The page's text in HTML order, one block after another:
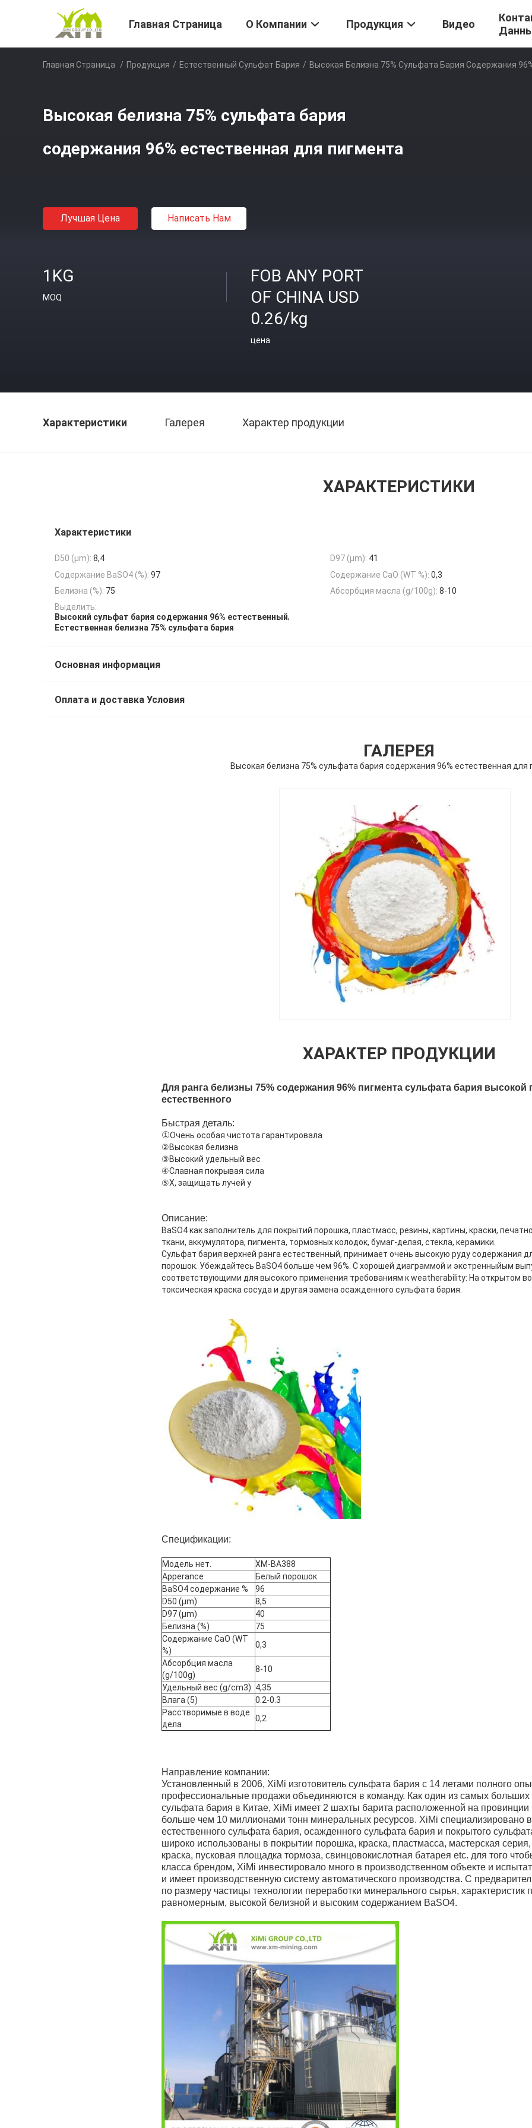
Главная Страница О Компании Продукция Видео
Главная Страница / Продукция / Естественный Сульфат Бария / Высокая Белизна 75% Сульфата Бария Содержания
Высокая белизна 75% сульфата бария
содержания 96% естественная для пигмента
Лучшая Цена Написать Нам
1KG
MOQ
FOB ANY PORT
OF CHINA USD
0.26/kg
цена
Характеристики Галерея Характер продукции
ХАРАКТЕРИСТИКИ
Характеристики
D50 (μm): 8,4 D97 (μm): 41
Содержание BaSO4 (%): 97 Содержание CaO (WT %): 0,3
Белизна (%): 75 Абсорбция масла (g/100g): 8-10
Выделить:
Высокий сульфат бария содержания 96% естественный,
Естественная белизна 75% сульфата бария
Основная информация
Оплата и доставка Условия
ГАЛЕРЕЯ
Высокая белизна 75% сульфата бария содержания 96% естественная для
ХАРАКТЕР ПРОДУКЦИИ
Для ранга белизны 75% содержания 96% пигмента сульфата бария
естественного
Быстрая деталь:
①Очень особая чистота гарантировала
②Высокая белизна
③Высокий удельный вес
④Славная покрывая сила
⑤X, защищать лучей y
Описание:
BaSO4 как заполнитель для покрытий порошка, пластмасс, резины, картины, краски,
ткани, аккумулятора, пигмента, тормозных колодок, бумаг-делая, стекла, керамики.
Сульфат бария верхней ранга естественный, принимает очень высокую руду содержания
порошок. Убеждайтесь BaSO4 больше чем 96%. С хорошей диаграммой и экстренныйым
соответствующими для высокого применения требованиям к weatherability: На открытом
токсическая краска сосуда и другая замена осажденного сульфата бария.
Спецификации:
Модель нет.
XM-BA388
Apperance
Белый порошок
BaSO4 содержание %
96
D50 (μm)
8,5
D97 (μm)
40
Белизна (%)
75
Содержание CaO (WT
%)
0,3
Абсорбция масла
(g/100g)
8-10
Удельный вес (g/cm3) 4,35
Влага (5)
0.2-0.3
Расстворимые в воде
дела
0,2
Направление компании:
Установленный в 2006, XiMi изготовитель сульфата бария с 14 летами полного
профессиональные продажи объединяются в команду. Как один из самых больших
сульфата бария в Китае, XiMi имеет 2 шахты барита расположенной на провинции
больше чем 10 миллионами тонн минеральных ресурсов. XiMi специализировано
естественного сульфата бария, осажденного сульфата бария и покрытого
широко использованы в покрытии порошка, краска, пластмасса, мастерская
краска, пусковая площадка тормоза, свинцовокислотная батарея etc. для того
класса брендом, XiMi инвестировало много в производственном объекте и
и имеет производственную систему автоматического производства. С
по размеру частицы технологии переработки минерального сырья, характеристик
равномерным, высокой белизной и высоким содержанием BaSO4.